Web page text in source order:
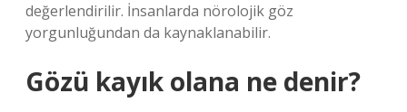
değerlendirilir. İnsanlarda nörolojik göz
yorgunluğundan da kaynaklanabilir.
Gözü kayık olana ne denir?